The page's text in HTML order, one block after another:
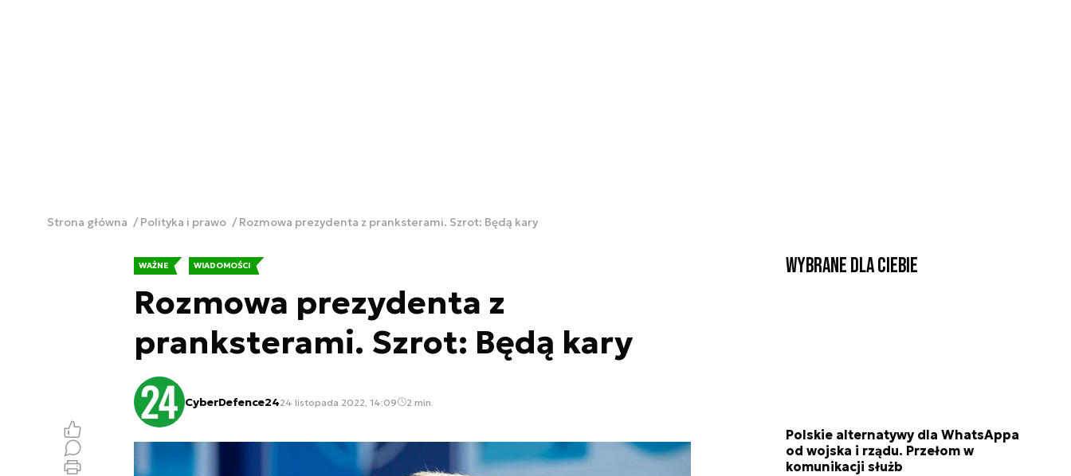
Strona główna Polityka i prawo Rozmowa prezydenta z pranksterami. Szrot: Będą kary
WAŻNE WIADOMOŚCI
Rozmowa prezydenta z
pranksterami. Szrot: Będą kary
CyberDefence2424 listopada 2022, 14:09 2 min.
Wybrane dla Ciebie
Polskie alternatywy dla WhatsAppa
od wojska i rządu. Przełom w
komunikacji służb